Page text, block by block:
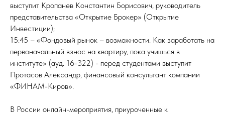
выступит Кропанев Константин Борисович, руководитель
представительства «Открытие Брокер» (Открытие
Инвестиции);
15:45 – «Фондовый рынок – возможности. Как заработать на
первоначальный взнос на квартиру, пока учишься в
институте» (ауд. 16-322) - перед студентами выступит
Протасов Александр, финансовый консультант компании
«ФИНАМ-Киров».
В России онлайн-мероприятия, приуроченные к